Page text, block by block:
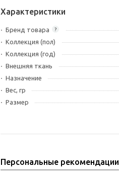
Характеристики
?
Бренд товара
Коллекция (пол)
Коллекция (год)
Внешняя ткань
Назначение
Вес, гр
Размер
Персональные рекомендации